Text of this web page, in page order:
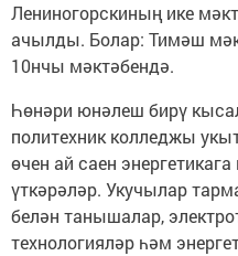
Лениногорскиның ике
ачылды. Болар: Тимәш
10нчы мәктәбендә.
Һөнәри юнәлеш бирү
политехник колледжы
өчен ай саен
үткәрәләр. Укучылар
белән танышалар,
технологияләр һәм